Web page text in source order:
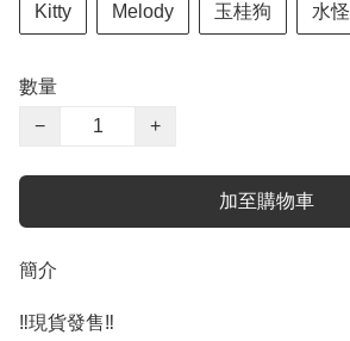
Kitty Melody 玉桂狗 水怪
數量
−
+
加至購物車
簡介
‼️現貨發售‼️